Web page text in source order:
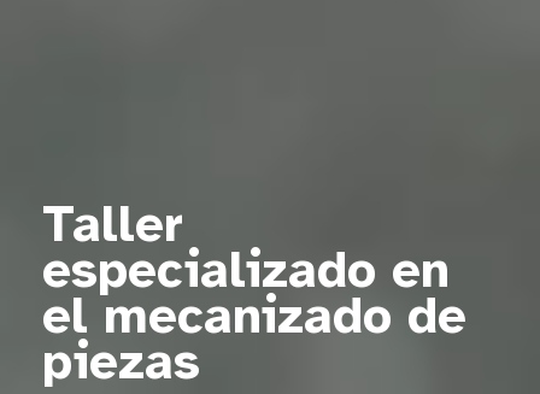
Taller
especializado en
el mecanizado de
piezas